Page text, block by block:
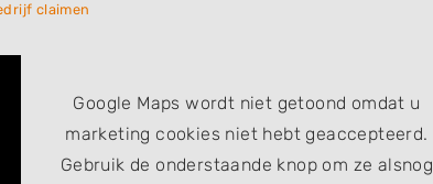
claimen
Google Maps wordt niet getoond omdat u
marketing cookies niet hebt geaccepteerd.
Gebruik de onderstaande knop om ze alsnog